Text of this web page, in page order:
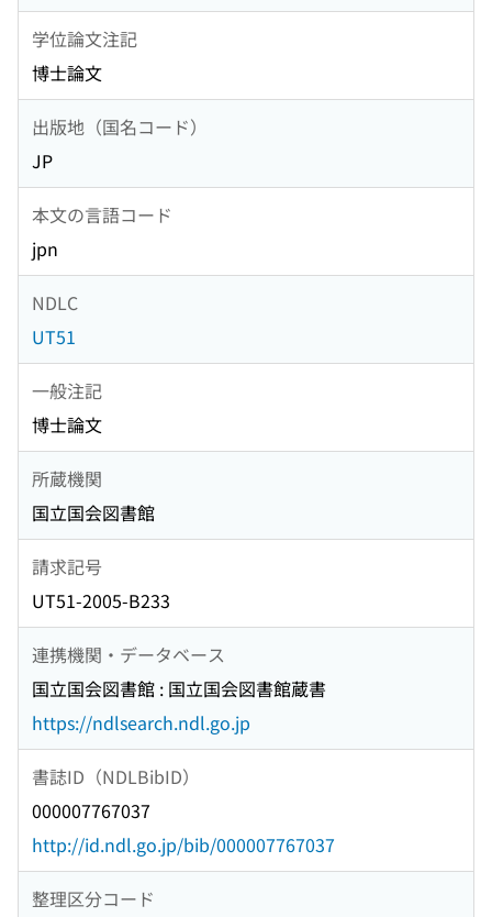
学位論文注記
博士論文
出版地（国名コード）
JP
本文の言語コード
jpn
NDLC
UT51
一般注記
博士論文
所蔵機関
国立国会図書館
請求記号
UT51-2005-B233
連携機関・データベース
国立国会図書館 : 国立国会図書館蔵書
https://ndlsearch.ndl.go.jp
書誌ID（NDLBibID）
000007767037
http://id.ndl.go.jp/bib/000007767037
整理区分コード